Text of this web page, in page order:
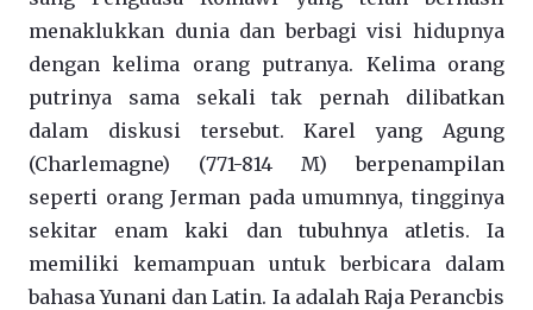
menaklukkan dunia dan berbagi visi hidupnya
dengan kelima orang putranya. Kelima orang
putrinya sama sekali tak pernah dilibatkan
dalam diskusi tersebut. Karel yang Agung
(Charlemagne) (771-814 M) berpenampilan
seperti orang Jerman pada umumnya, tingginya
sekitar enam kaki dan tubuhnya atletis. Ia
memiliki kemampuan untuk berbicara dalam
bahasa Yunani dan Latin. Ia adalah Raja Perancbis